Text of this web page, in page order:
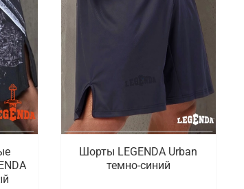
Шорты LEGENDA Urban
темно-синий